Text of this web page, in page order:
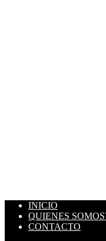
INICIO
QUIENES
CONTACTO